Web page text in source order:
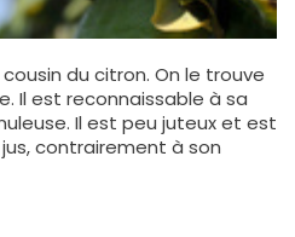
du citron. On le trouve
Il est reconnaissable à sa
Il est peu juteux et est
contrairement à son